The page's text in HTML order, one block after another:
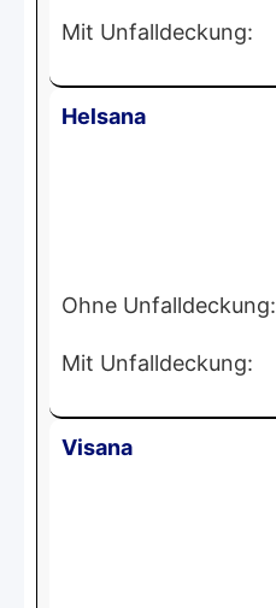
Mit Unfalldeckung:
Helsana
Ohne Unfalldeckung:
Mit Unfalldeckung:
Visana